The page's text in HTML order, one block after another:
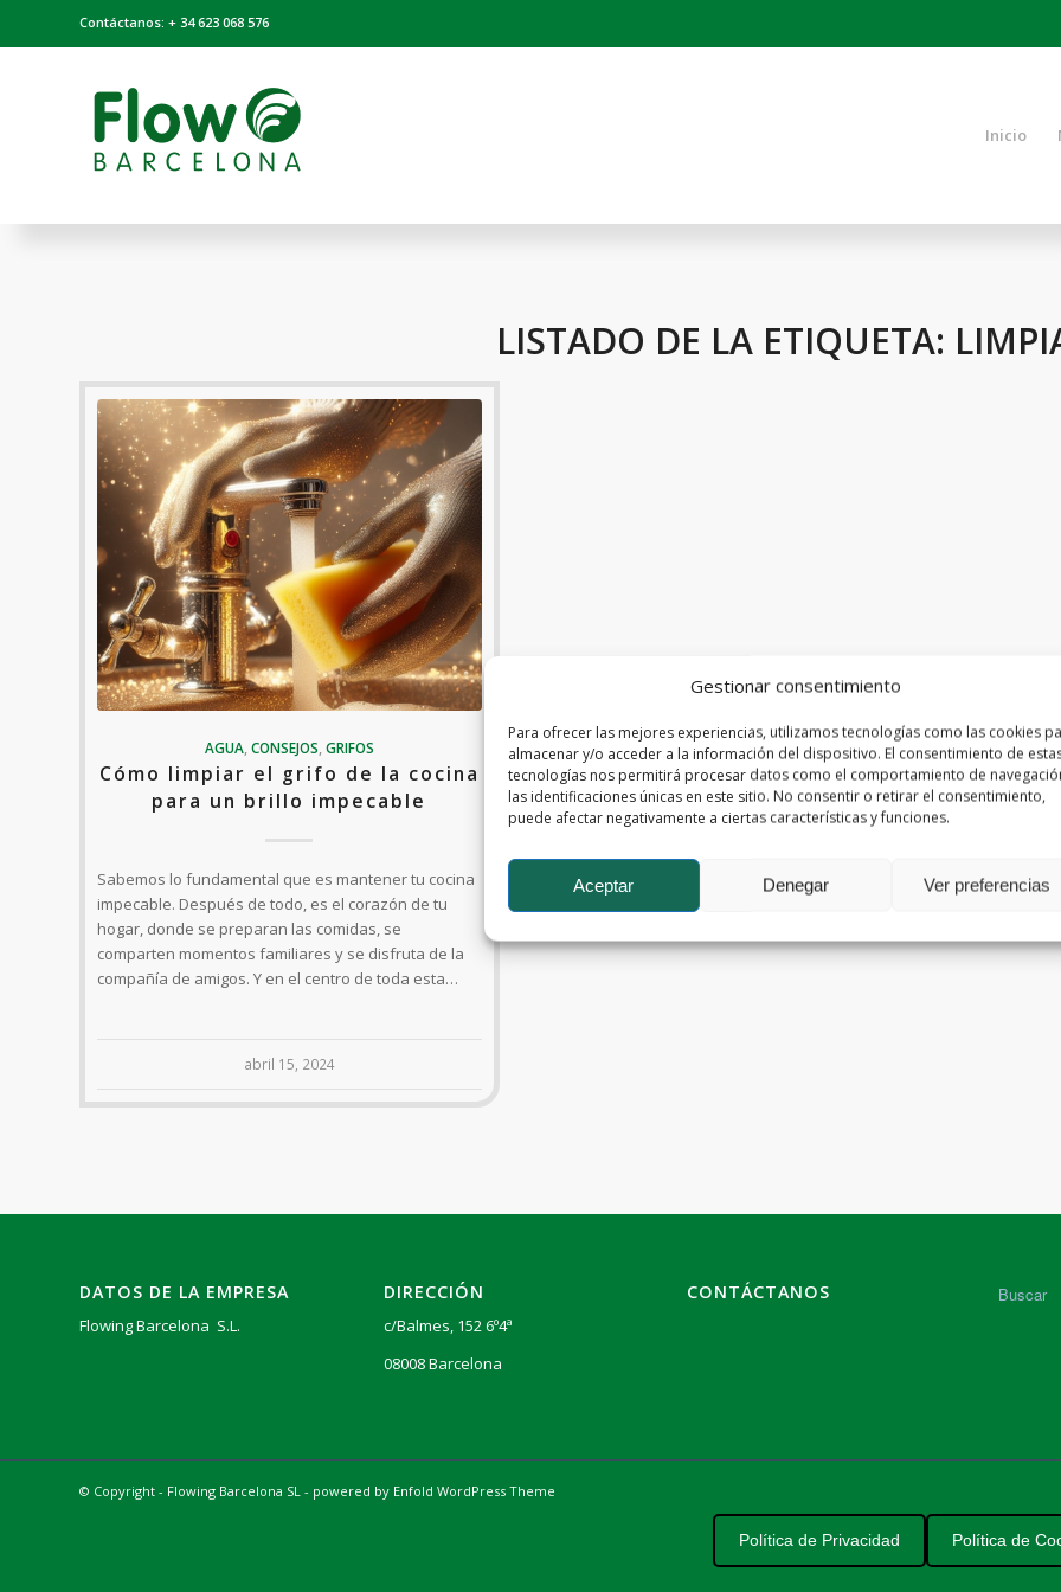
Gestionar consentimiento
Para ofrecer las mejores experiencias, utilizamos tecnologías como las cookies
almacenar y/o acceder a la información del dispositivo. El consentimiento de
tecnologías nos permitirá procesar datos como el comportamiento de
las identificaciones únicas en este sitio. No consentir o retirar el consentimiento,
puede afectar negativamente a ciertas características y funciones.
Aceptar Denegar Ver preferencias
Contáctanos: + 34 623 068 576
Inicio
LISTADO DE LA ETIQUETA:
AGUA, CONSEJOS GRIFOS
Cómo limpiar el grifo de la cocina
para un brillo impecable
Sabemos lo fundamental que es mantener tu cocina
impecable. Después de todo, es el corazón de tu
hogar, donde se preparan las comidas, se
comparten momentos familiares y se disfruta de la
compañía de amigos. Y en el centro de toda esta…
abril 15, 2024
DATOS DE LA EMPRESA
Flowing Barcelona S.L.
DIRECCIÓN
c/Balmes, 152 6º4ª
08008 Barcelona
CONTÁCTANOS
© Copyright - Flowing Barcelona SL - powered by Enfold WordPress Theme
Política de Privacidad Política de